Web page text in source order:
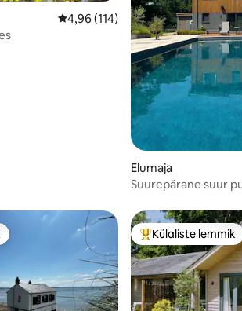
Keskmine hinnang 4,96/5, 114
4,96 (114)
Elumaja
Suurepärane suur
Külaliste suur
Külaliste lemmik